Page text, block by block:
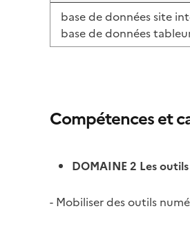
base de données site
base de données
Compétences et
DOMAINE 2 Les
- Mobiliser des outils